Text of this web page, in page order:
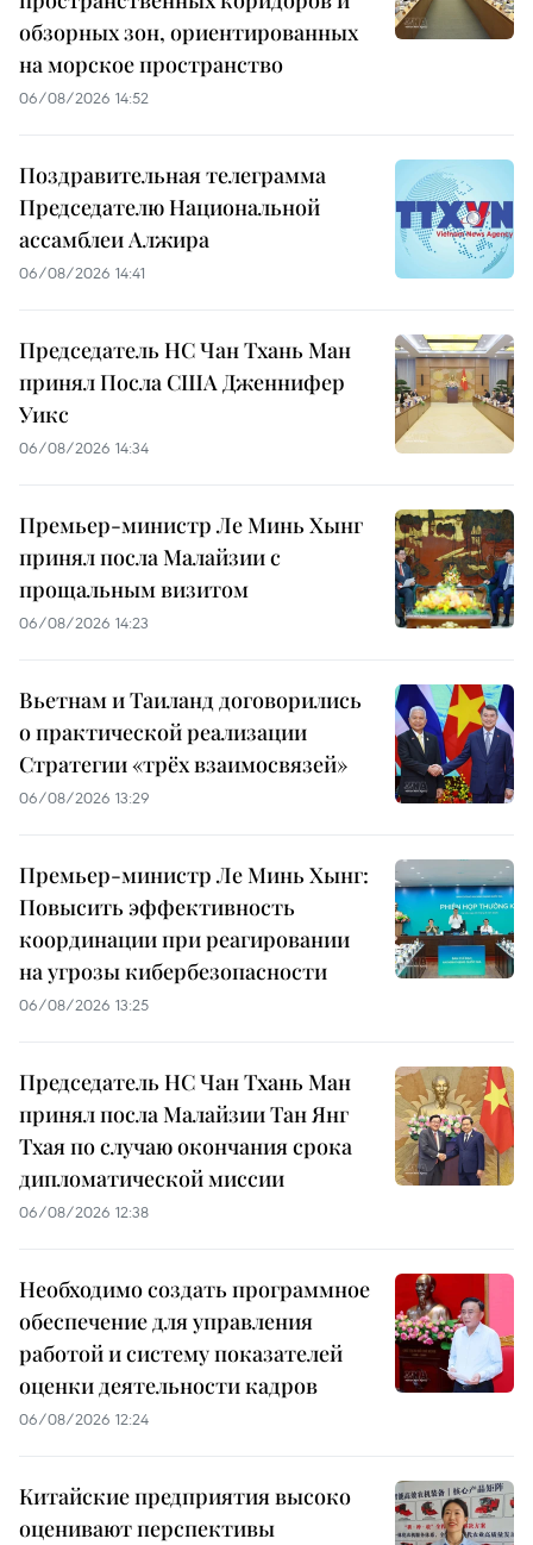
обзорных зон, ориентированных
на морское пространство
06/08/2026 14:52
Поздравительная телеграмма
Председателю Национальной
ассамблеи Алжира
06/08/2026 14:41
Председатель НС Чан Тхань Ман
принял Посла США Дженнифер
Уикс
06/08/2026 14:34
Премьер-министр Ле Минь Хынг
принял посла Малайзии с
прощальным визитом
06/08/2026 14:23
Вьетнам и Таиланд договорились
о практической реализации
Стратегии «трёх взаимосвязей»
06/08/2026 13:29
Премьер-министр Ле Минь Хынг:
Повысить эффективность
координации при реагировании
на угрозы кибербезопасности
06/08/2026 13:25
Председатель НС Чан Тхань Ман
принял посла Малайзии Тан Янг
Тхая по случаю окончания срока
дипломатической миссии
06/08/2026 12:38
Необходимо создать программное
обеспечение для управления
работой и систему показателей
оценки деятельности кадров
06/08/2026 12:24
Китайские предприятия высоко
оценивают перспективы